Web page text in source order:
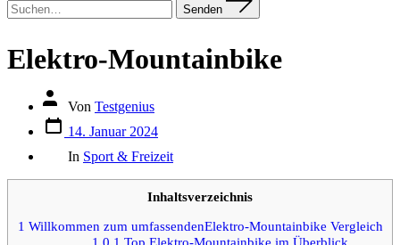
nach:
Senden
Elektro-Mountainbike
Autor
Beitrags
Von Testgenius
Datum
des
Beitrags
14. Januar 2024
In Sport & Freizeit
Inhaltsverzeichnis
1 Willkommen zum umfassendenElektro-Mountainbike Vergleich
1.0.1 Top Elektro-Mountainbike im Überblick